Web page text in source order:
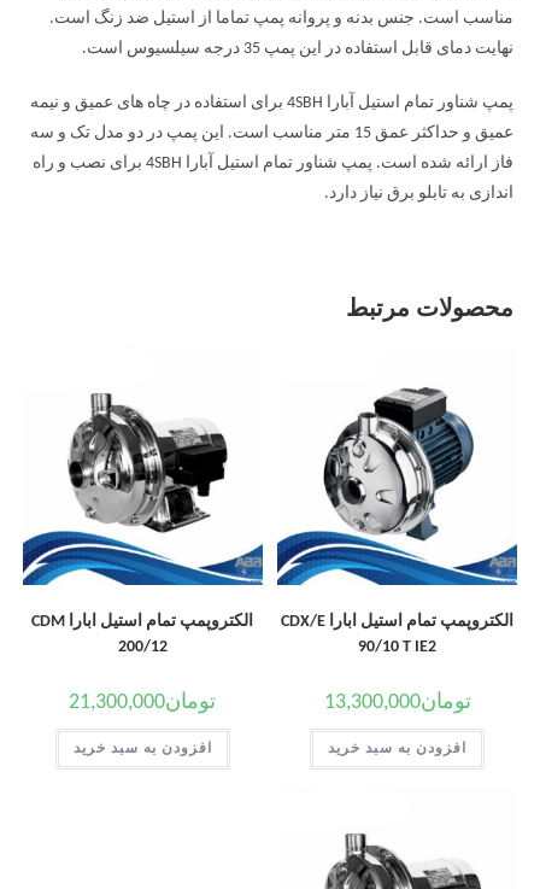
مناسب است. جنس بدنه و پروانه پمپ تماما از استیل ضد زنگ است.
نهایت دمای قابل استفاده در این پمپ 35 درجه سیلسیوس است.
پمپ شناور تمام استیل آبارا 4SBH برای استفاده در چاه های عمیق و نیمه
عمیق و حداکثر عمق 15 متر مناسب است. این پمپ در دو مدل تک و سه
فاز ارائه شده است. پمپ شناور تمام استیل آبارا 4SBH برای نصب و راه
اندازی به تابلو برق نیاز دارد.
محصولات مرتبط
الکتروپمپ تمام استیل ابارا CDX/E
90/10 T IE2
تومان13,300,000
افزودن به سبد خرید
الکتروپمپ تمام استیل ابارا CDM
200/12
تومان21,300,000
افزودن به سبد خرید